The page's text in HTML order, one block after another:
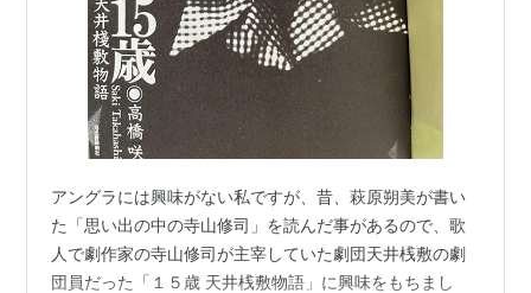
アングラには興味がない私ですが、昔、萩原朔美が書い
た「思い出の中の寺山修司」を読んだ事があるので、歌
人で劇作家の寺山修司が主宰していた劇団天井桟敷の劇
団員だった「１５歳 天井桟敷物語」に興味をもちまし